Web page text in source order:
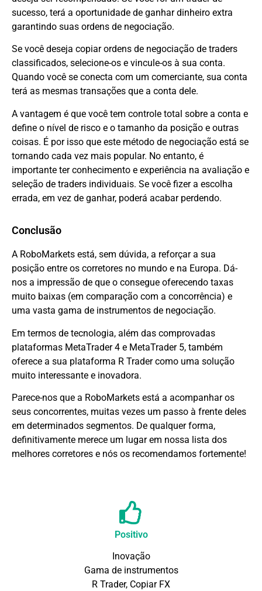
sucesso, terá a oportunidade de ganhar dinheiro extra
garantindo suas ordens de negociação.
Se você deseja copiar ordens de negociação de traders
classificados, selecione-os e vincule-os à sua conta.
Quando você se conecta com um comerciante, sua conta
terá as mesmas transações que a conta dele.
A vantagem é que você tem controle total sobre a conta e
define o nível de risco e o tamanho da posição e outras
coisas. É por isso que este método de negociação está se
tornando cada vez mais popular. No entanto, é
importante ter conhecimento e experiência na avaliação e
seleção de traders individuais. Se você fizer a escolha
errada, em vez de ganhar, poderá acabar perdendo.
Conclusão
A RoboMarkets está, sem dúvida, a reforçar a sua
posição entre os corretores no mundo e na Europa. Dá-
nos a impressão de que o consegue oferecendo taxas
muito baixas (em comparação com a concorrência) e
uma vasta gama de instrumentos de negociação.
Em termos de tecnologia, além das comprovadas
plataformas MetaTrader 4 e MetaTrader 5, também
oferece a sua plataforma R Trader como uma solução
muito interessante e inovadora.
Parece-nos que a RoboMarkets está a acompanhar os
seus concorrentes, muitas vezes um passo à frente deles
em determinados segmentos. De qualquer forma,
definitivamente merece um lugar em nossa lista dos
melhores corretores e nós os recomendamos fortemente!
Positivo
Inovação
Gama de instrumentos
R Trader, Copiar FX